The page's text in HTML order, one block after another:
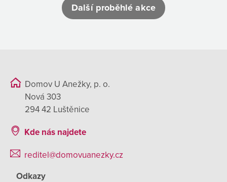
Další proběhlé akce
Domov U Anežky, p. o.
Nová 303
294 42 Luštěnice
Kde nás najdete
reditel@domovuanezky.cz
Odkazy